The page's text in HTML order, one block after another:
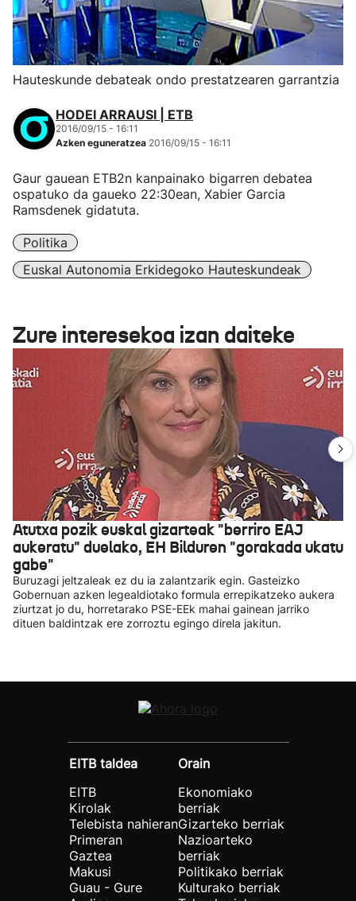
Hauteskunde debateak ondo prestatzearen garrantzia
HODEI ARRAUSI | ETB
2016/09/15 - 16:11
Azken eguneratzea 2016/09/15 - 16:11
Gaur gauean ETB2n kanpainako bigarren debatea
ospatuko da gaueko 22:30ean, Xabier Garcia
Ramsdenek gidatuta.
Politika
Euskal Autonomia Erkidegoko Hauteskundeak
Zure interesekoa izan daiteke
Atutxa pozik euskal gizarteak "berriro EAJ
aukeratu" duelako, EH Bilduren "gorakada ukatu
gabe"
Buruzagi jeltzaleak ez du ia zalantzarik egin. Gasteizko
Gobernuan azken legealdiotako formula errepikatzeko aukera
ziurtzat jo du, horretarako PSE-EEk mahai gainean jarriko
dituen baldintzak ere zorroztu egingo direla jakitun.
EITB taldea
EITB
Kirolak
Telebista nahieran
Primeran
Gaztea
Makusi
Guau - Gure
Orain
Ekonomiako
berriak
Gizarteko berriak
Nazioarteko
berriak
Politikako berriak
Kulturako berriak